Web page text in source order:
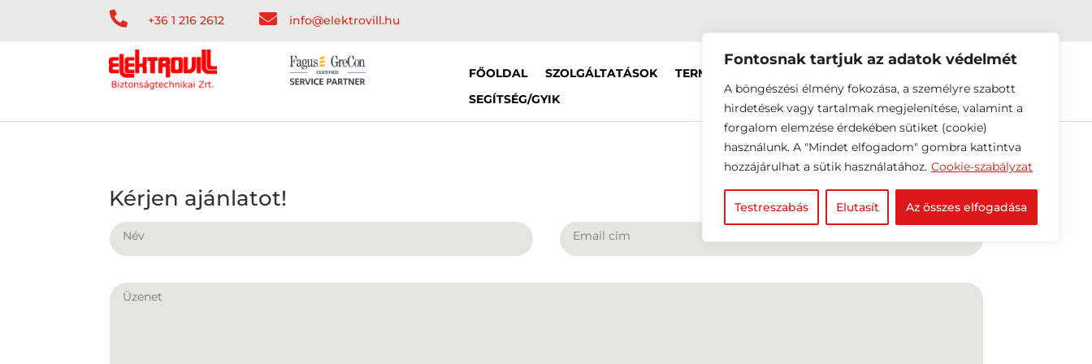
Fontosnak tartjuk az adatok védelmét
A böngészési élmény fokozása, a személyre szabott
hirdetések vagy tartalmak megjelenítése, valamint a
forgalom elemzése érdekében sütiket (cookie)
használunk. A "Mindet elfogadom" gombra kattintva
hozzájárulhat a sütik használatához. Cookie-szabályzat
Testreszabás Elutasít Az összes elfogadása
 +36 1 216 2612  info@elektrovill.hu
FŐOLDAL SZOLGÁLTATÁSOK TERMÉKEINK
SEGÍTSÉG/GYIK
Kérjen ajánlatot!